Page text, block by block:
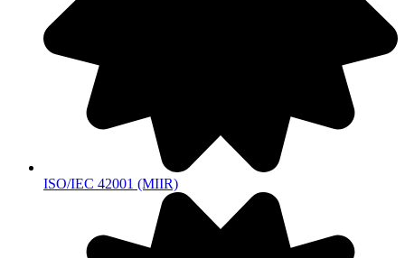
ISO/IEC 42001 (MIIR)